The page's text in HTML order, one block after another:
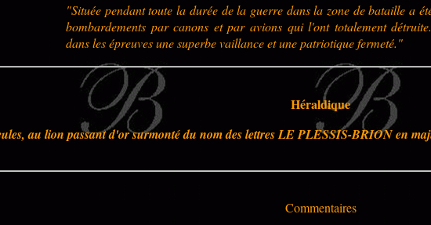
"Située pendant toute la durée de la guerre dans la zone de bataille a
bombardements par canons et par avions qui l'ont totalement
dans les épreuves une superbe vaillance et une patriotique fermeté."
Héraldique
au lion passant d'or surmonté du nom des lettres LE PLESSIS-BRION en
Commentaires